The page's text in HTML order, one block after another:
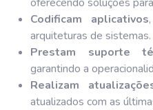
Codificam aplicativos
arquiteturas de sistemas.
Prestam suporte
garantindo a
Realizam
atualizados com as